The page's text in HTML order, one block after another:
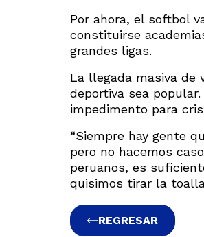
Por ahora, el softbol
constituirse
grandes ligas.
La llegada masiva de
deportiva sea
impedimento para
“Siempre hay gente
pero no hacemos
peruanos, es
quisimos tirar la
REGRESAR